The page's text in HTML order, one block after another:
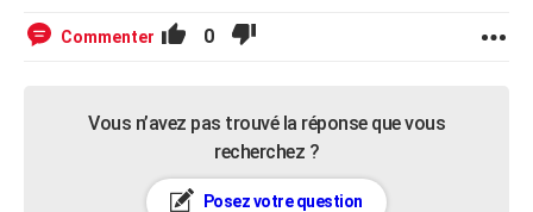
Commenter 0
Vous n’avez pas trouvé la réponse que vous
recherchez ?
Posez votre question